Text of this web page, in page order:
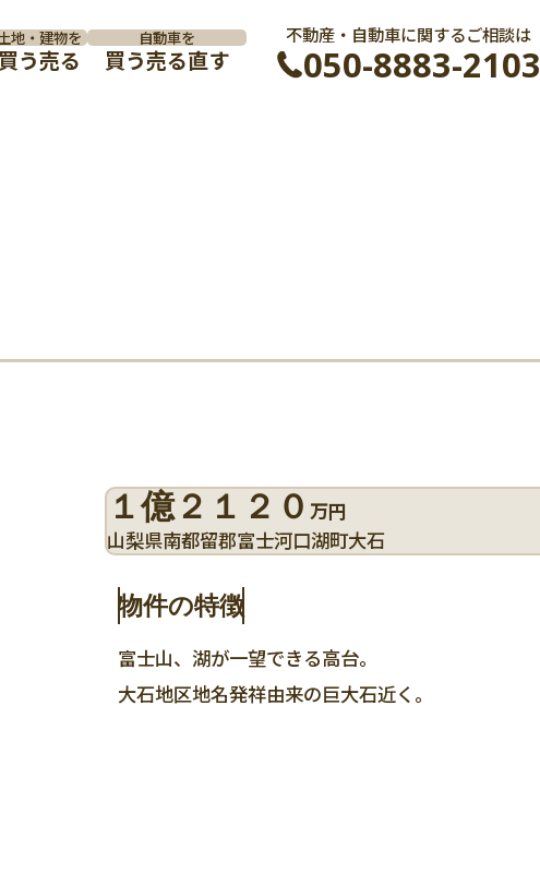
地・建物を
買う売る
自動車を
買う売る直す
不動産・自動車に関するご相談は
050-8883-2103
１億２１２０万円
山梨県南都留郡富士河口湖町大石
物件の特徴
富士山、湖が一望できる高台。
大石地区地名発祥由来の巨大石近く。